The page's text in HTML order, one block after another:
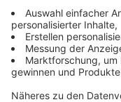
Für einige
Tickets, den Link
Anzeige